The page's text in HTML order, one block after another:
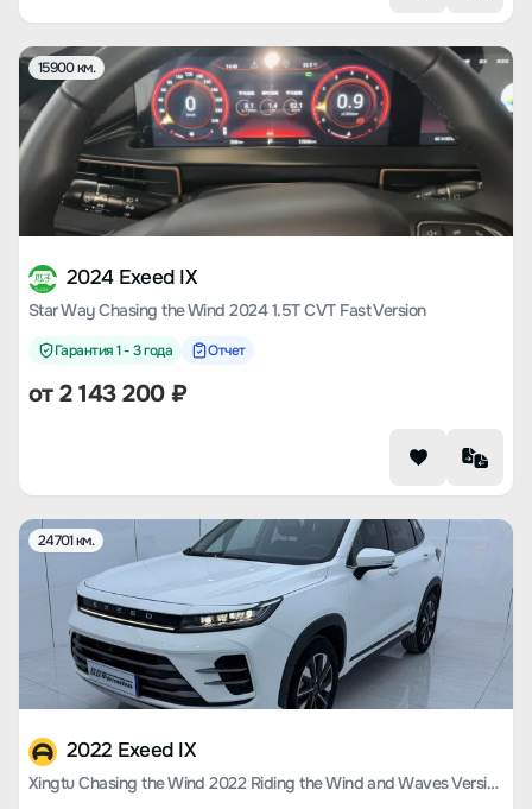
15900 км.
2024 Exeed IX
Star Way Chasing the Wind 2024 1.5T CVT Fast Version
Гарантия 1 - 3 года Отчет
от2 143 200₽
24701 км.
2022 Exeed IX
Xingtu Chasing the Wind 2022 Riding the Wind and Waves Version 1.5T CVT Yufeng Popular Version